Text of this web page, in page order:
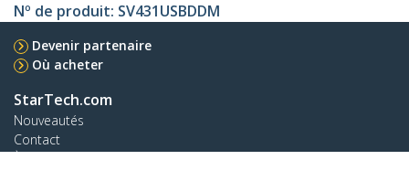
Nº de produit: SV431USBDDM
Devenir partenaire
Où acheter
StarTech.com
Nouveautés
Contact